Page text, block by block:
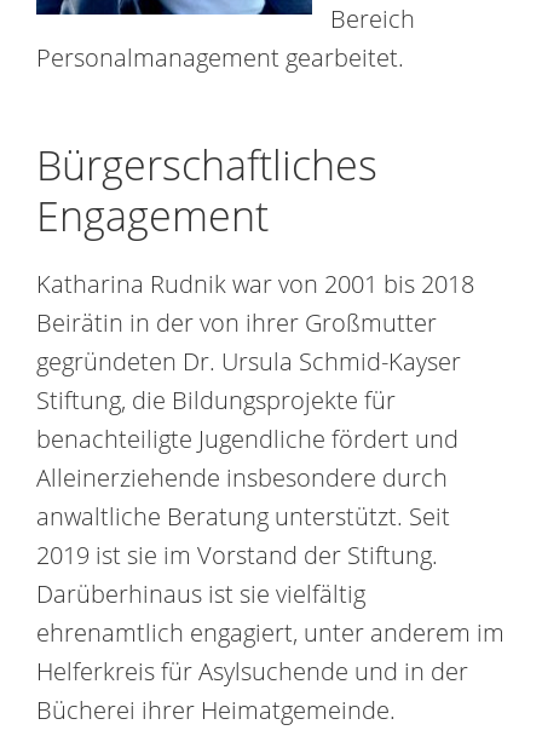
Bereich
Personalmanagement gearbeitet.
Bürgerschaftliches
Engagement
Katharina Rudnik war von 2001 bis 2018
Beirätin in der von ihrer Großmutter
gegründeten Dr. Ursula Schmid-Kayser
Stiftung, die Bildungsprojekte für
benachteiligte Jugendliche fördert und
Alleinerziehende insbesondere durch
anwaltliche Beratung unterstützt. Seit
2019 ist sie im Vorstand der Stiftung.
Darüberhinaus ist sie vielfältig
ehrenamtlich engagiert, unter anderem im
Helferkreis für Asylsuchende und in der
Bücherei ihrer Heimatgemeinde.